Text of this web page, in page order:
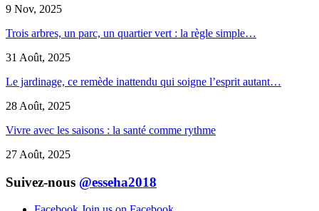
9 Nov, 2025
Trois arbres, un parc, un quartier vert : la règle simple…
31 Août, 2025
Le jardinage, ce remède inattendu qui soigne l’esprit autant…
28 Août, 2025
Vivre avec les saisons : la santé comme rythme
27 Août, 2025
Suivez-nous @esseha2018